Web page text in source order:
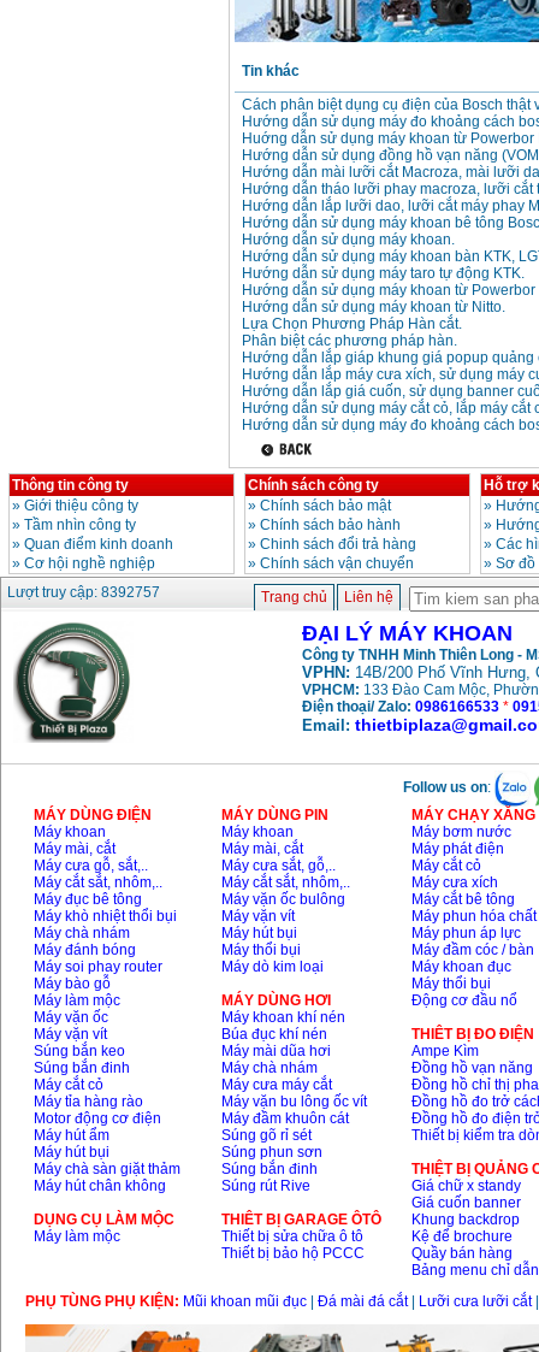
Tin khác
Cách phân biệt dụng cụ điện của Bosch thật
Hướng dẫn sử dụng máy đo khoảng cách
Huớng dẫn sử dụng máy khoan từ Powerbor
Hướng dẫn sử dụng đồng hồ vạn năng
Hướng dẫn mài lưỡi cắt Macroza, mài lưỡi
Hướng dẫn tháo lưỡi phay macroza, lưỡi cắt
Hướng dẫn lắp lưỡi dao, lưỡi cắt máy phay
Hướng dẫn sử dụng máy khoan bê tông
Hướng dẫn sử dụng máy khoan.
Hướng dẫn sử dụng máy khoan bàn KTK,
Hướng dẫn sử dụng máy taro tự động KTK.
Hướng dẫn sử dụng máy khoan từ Powerbor
Hướng dẫn sử dụng máy khoan từ Nitto.
Lựa Chọn Phương Pháp Hàn cắt.
Phân biệt các phương pháp hàn.
Hướng dẫn lắp giáp khung giá popup quảng
Hướng dẫn lắp máy cưa xích, sử dụng máy
Hướng dẫn lắp giá cuốn, sử dụng banner
Hướng dẫn sử dụng máy cắt cỏ, lắp máy cắt
Hướng dẫn sử dụng máy đo khoảng cách
Thông tin công ty
» Giới thiệu công ty
» Tầm nhìn công ty
» Quan điểm kinh doanh
» Cơ hội nghề nghiệp
Chính sách công ty
» Chính sách bảo mật
» Chính sách bảo hành
» Chinh sách đổi trả hàng
» Chính sách vận chuyển
Hỗ trợ
»
»
» Các
» Sơ
Lượt truy cập: 8392757
Trang chủ Liên hệ
ĐẠI LÝ MÁY KHOAN
Công ty TNHH Minh Thiên Long -
VPHN: 14B/200 Phố Vĩnh Hưng,
VPHCM: 133 Đào Cam Mộc,
Điện thoại/ Zalo: 0986166533 *
Email:
Follow us on:
MÁY DÙNG ĐIỆN
Máy khoan
Máy mài, cắt
Máy cưa gỗ, sắt,..
Máy cắt sắt, nhôm,..
Máy đục bê tông
Máy khò nhiệt thổi bụi
Máy chà nhám
Máy đánh bóng
Máy soi phay router
Máy bào gỗ
Máy làm mộc
Máy vặn ốc
Máy vặn vít
Súng bắn keo
Súng bắn đinh
Máy cắt cỏ
Máy tỉa hàng rào
Motor động cơ điện
Máy hút ẩm
Máy hút bụi
Máy chà sàn giặt thảm
Máy hút chân không
DỤNG CỤ LÀM MỘC
Máy làm mộc
MÁY DÙNG PIN
Máy khoan
Máy mài, cắt
Máy cưa sắt, gỗ,..
Máy cắt sắt, nhôm,..
Máy vặn ốc bulông
Máy vặn vít
Máy hút bụi
Máy thổi bụi
Máy dò kim loại
MÁY DÙNG HƠI
Máy khoan khí nén
Búa đục khí nén
Máy mài dũa hơi
Máy chà nhám
Máy cưa máy cắt
Máy vặn bu lông ốc vít
Máy đầm khuôn cát
Súng gõ rỉ sét
Súng phun sơn
Súng bắn đinh
Súng rút Rive
THIÊT BỊ GARAGE ÔTÔ
Thiết bị sửa chữa ô tô
Thiết bị bảo hộ PCCC
MÁY CHẠY
Máy bơm nước
Máy phát điện
Máy cắt cỏ
Máy cưa xích
Máy cắt bê tông
Máy phun hóa chất
Máy phun áp lực
Máy đầm cóc / bàn
Máy khoan đục
Máy thổi bụi
Động cơ đầu nổ
THIÊT BỊ ĐO ĐIỆN
Ampe Kìm
Đồng hồ vạn năng
Đồng hồ chỉ thị pha
Đồng hồ đo trở
Đồng hồ đo điện
Thiết bị kiểm tra
THIỆT BỊ QUẢNG
Giá chữ x standy
Giá cuốn banner
Khung backdrop
Kệ để brochure
Quầy bán hàng
Bảng menu chỉ dẫn
PHỤ TÙNG PHỤ KIỆN: Mũi khoan mũi đục Đá mài đá cắt| Lưỡi cưa lưỡi cắt